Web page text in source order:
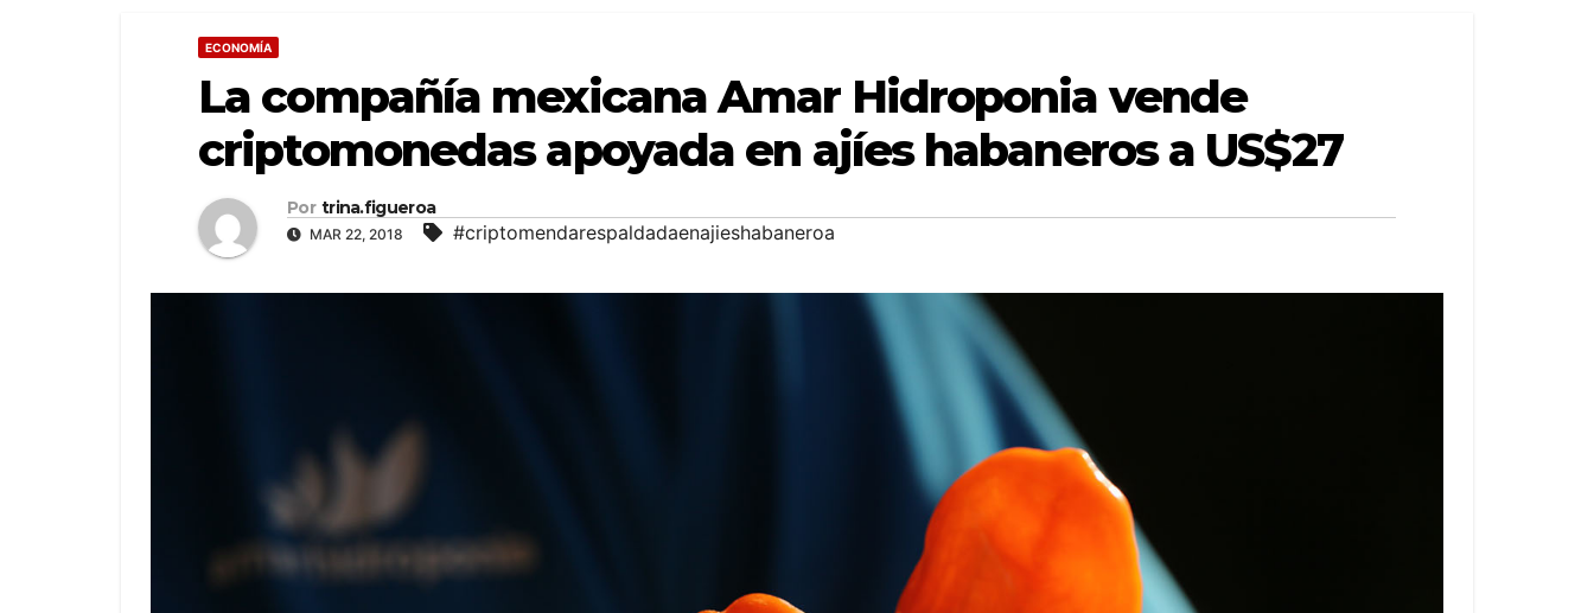
ECONOMÍA
La compañía mexicana Amar Hidroponia vende
criptomonedas apoyada en ajíes habaneros a US$27
Por trina.figueroa
MAR 22, 2018 #criptomendarespaldadaenajieshabaneroa